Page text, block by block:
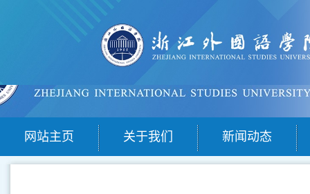
网站主页 关于我们 新闻动态